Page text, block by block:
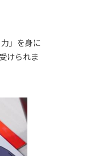
」を身に
けられま